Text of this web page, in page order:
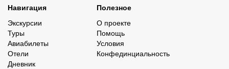
Навигация
Экскурсии
Туры
Авиабилеты
Отели
Дневник
Полезное
О проекте
Помощь
Условия
Конфединциальность